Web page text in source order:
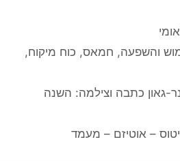
והשפעה, חמאס, כוח מיקוח,
גאון כתבה וצילמה: השנה
– אוטיזם – מעמד